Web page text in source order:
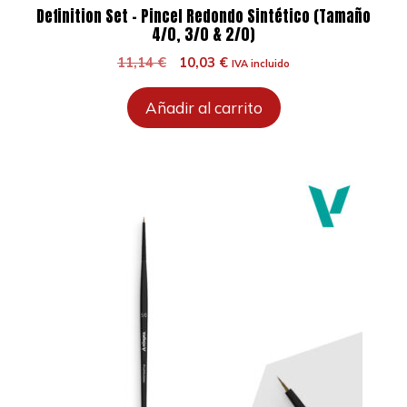
Definition Set – Pincel Redondo Sintético (Tamaño
4/0, 3/0 & 2/0)
11,14€
El
original
era:
10,03 €El
actual
es:
IVA incluido
Añadir al carrito